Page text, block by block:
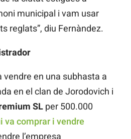
municipal i vam usar
reglats”, diu Fernàndez.
vendre en una subhasta a
en el clan de Jorodovich i
SL per 500.000
va comprar i vendre
l’empresa